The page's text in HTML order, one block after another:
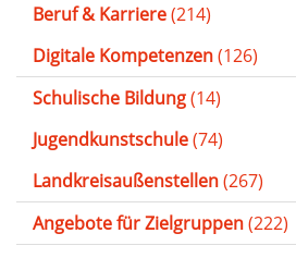
Beruf & Karriere(214)
Digitale Kompetenzen(126)
Schulische Bildung(14)
Jugendkunstschule(74)
Landkreisaußenstellen(267)
Angebote für Zielgruppen(222)